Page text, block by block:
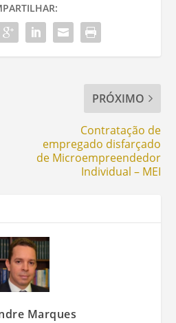
PRÓXIMO
Contratação de
empregado disfarçado
de Microempreendedor
Individual – MEI
Marques